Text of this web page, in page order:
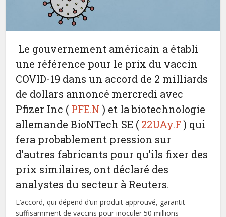
Le gouvernement américain a établi
une référence pour le prix du vaccin
COVID-19 dans un accord de 2 milliards
de dollars annoncé mercredi avec
Pfizer Inc (PFE.N) et la biotechnologie
allemande BioNTech SE (22UAy.F) qui
fera probablement pression sur
d’autres fabricants pour qu’ils fixer des
prix similaires, ont déclaré des
analystes du secteur à Reuters.
L’accord, qui dépend d’un produit approuvé, garantit
suffisamment de vaccins pour inoculer 50 millions